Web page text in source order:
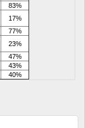
83%
17%
77%
23%
47%
43%
40%